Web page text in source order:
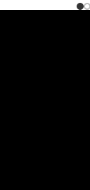
son de
el
la caja se
exterior.
métrico y en
con una
dimensiones
sin